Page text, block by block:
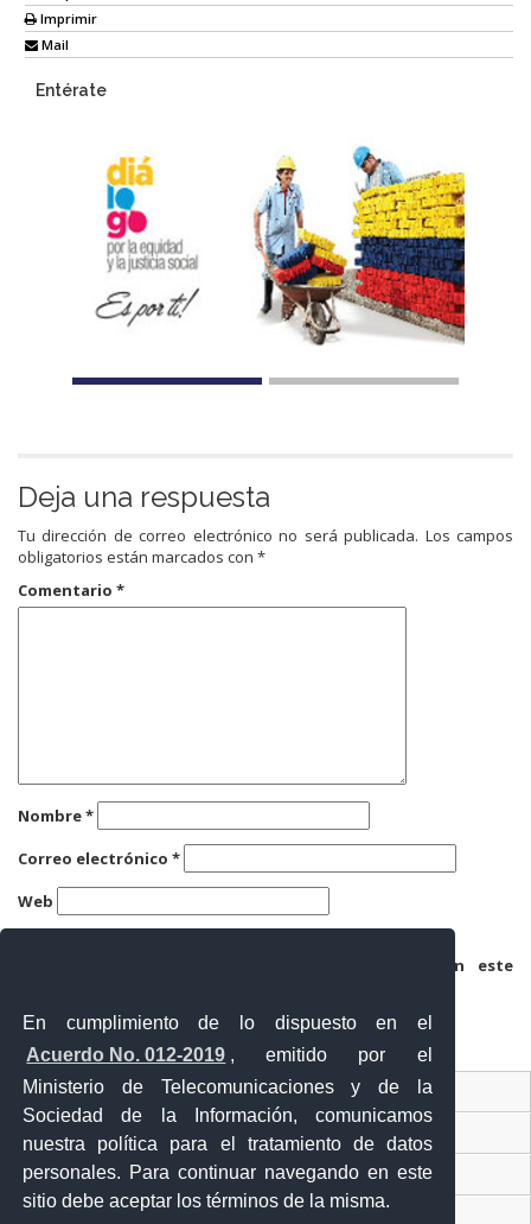
En cumplimiento de lo dispuesto en el
Acuerdo No. 012-2019 , emitido por el
Ministerio de Telecomunicaciones y de la
Sociedad de la Información, comunicamos
nuestra política para el tratamiento de datos
personales. Para continuar navegando en este
sitio debe aceptar los términos de la misma.
Imprimir
Mail
Entérate
Deja una respuesta
Tu dirección de correo electrónico no será publicada. Los campos
obligatorios están marcados con *
Comentario *
Nombre*
Correo electrónico *
Web
Guarda mi nombre, correo electrónico y web en este
Ventanilla Única Virtual
Ventanilla Única de Comercio Exterior
Gobierno Abierto